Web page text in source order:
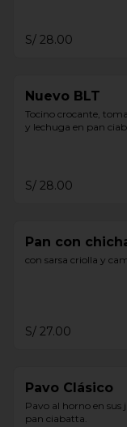
S/ 28.00
Nuevo BLT
Tocino crocante,
y lechuga en pan
S/ 28.00
Pan con
con sarsa criolla y
S/ 27.00
Pavo Clásico
Pavo al horno en sus
pan ciabatta.